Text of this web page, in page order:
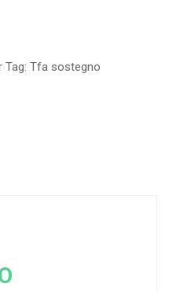
Tag: Tfa sostegno